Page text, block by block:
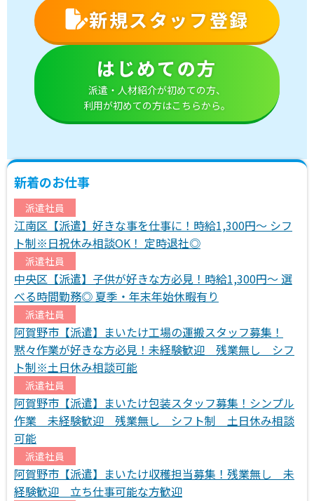
新規スタッフ登録
はじめての方
派遣・人材紹介が初めての方、
利用が初めての方はこちらから。
新着のお仕事
派遣社員
江南区【派遣】好きな事を仕事に！時給1,300円～ シフ
ト制※日祝休み相談OK！ 定時退社◎
派遣社員
中央区【派遣】子供が好きな方必見！時給1,300円～ 選
べる時間勤務◎ 夏季・年末年始休暇有り
派遣社員
阿賀野市【派遣】まいたけ工場の運搬スタッフ募集！
黙々作業が好きな方必見！未経験歓迎 残業無し シフ
ト制※土日休み相談可能
派遣社員
阿賀野市【派遣】まいたけ包装スタッフ募集！シンプル
作業 未経験歓迎 残業無し シフト制 土日休み相談
可能
派遣社員
阿賀野市【派遣】まいたけ収穫担当募集！残業無し 未
経験歓迎 立ち仕事可能な方歓迎